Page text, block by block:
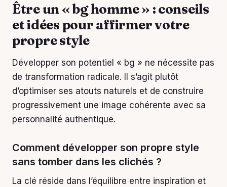
Être un « bg homme » : conseils
et idées pour affirmer votre
propre style
Développer son potentiel « bg » ne nécessite pas
de transformation radicale. Il s’agit plutôt
d’optimiser ses atouts naturels et de construire
progressivement une image cohérente avec sa
personnalité authentique.
Comment développer son propre style
sans tomber dans les clichés ?
La clé réside dans l’équilibre entre inspiration et